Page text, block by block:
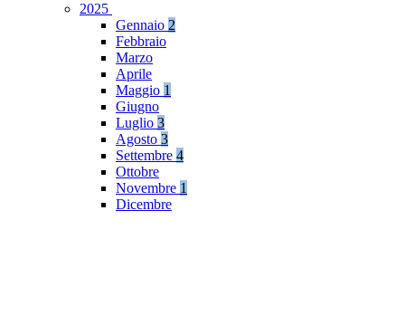
2025
Gennaio 2
Febbraio
Marzo
Aprile
Maggio 1
Giugno
Luglio 3
Agosto 3
Settembre 4
Ottobre
Novembre 1
Dicembre